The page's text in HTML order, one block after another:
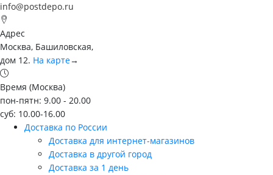
info@postdepo.ru
Адрес
Москва, Башиловская,
дом 12. На карте→
Время (Москва)
пон-пятн: 9.00 - 20.00
суб: 10.00-16.00
Доставка по России
Доставка для интернет-магазинов
Доставка в другой город
Доставка за 1 день